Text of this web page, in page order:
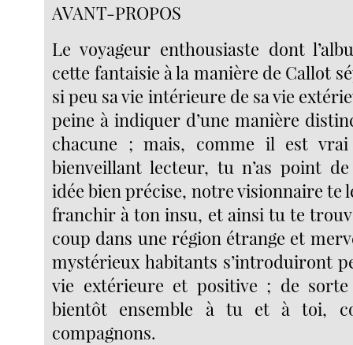
AVANT-PROPOS
Le voyageur enthousiaste dont
cette fantaisie à la manière de Callot
si peu sa vie intérieure de sa vie
peine à indiquer d’une manière
chacune ; mais, comme il est
bienveillant lecteur, tu n’as point
idée bien précise, notre visionnaire te
franchir à ton insu, et ainsi tu te
coup dans une région étrange et
mystérieux habitants s’introduiront
vie extérieure et positive ; de sorte
bientôt ensemble à tu et à toi,
compagnons.